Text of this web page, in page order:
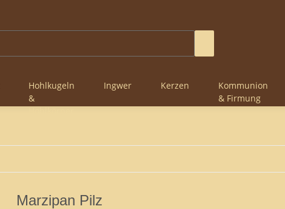
Hohlkugeln
&
Ingwer Kerzen
Kommunion
& Firmung
Marzipan Pilz